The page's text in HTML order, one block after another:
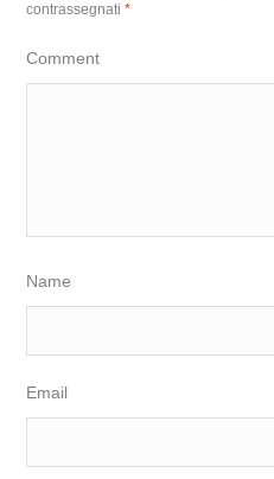
contrassegnati*
Comment
Name
Email